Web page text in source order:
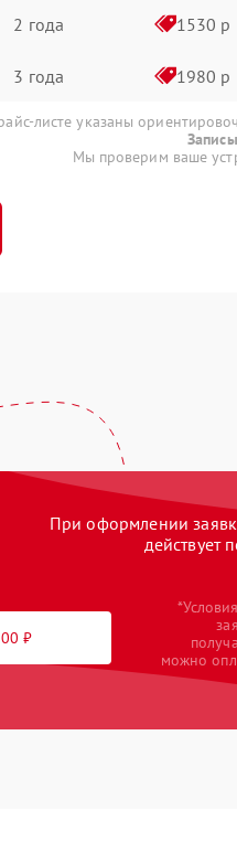
2 года 1530 р
3 года 1980 р
листе указаны
Мы проверим ваше
При оформлении
действует
₽
можно